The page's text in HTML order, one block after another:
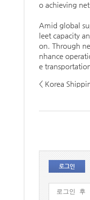
o achieving
Amid global
leet capacity
on. Through
nhance
e
< Korea
로그인